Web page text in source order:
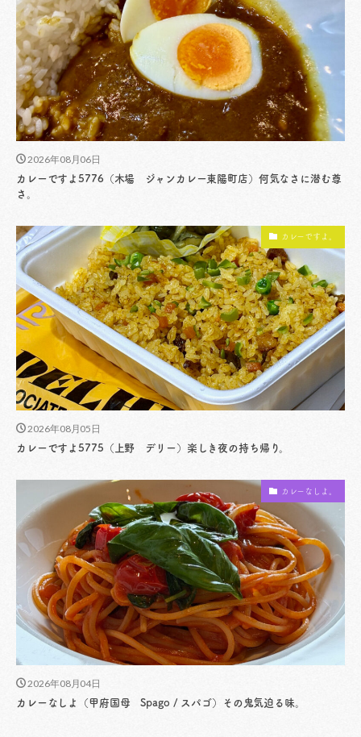
2026年08月06日
カレーですよ5776（木場 ジャンカレー東陽町店）何気なさに潜む尊
さ。
カレーですよ。
2026年08月05日
カレーですよ5775（上野 デリー）楽しき夜の持ち帰り。
カレーなしよ。
2026年08月04日
カレーなしよ（甲府国母 Spago / スパゴ）その鬼気迫る味。